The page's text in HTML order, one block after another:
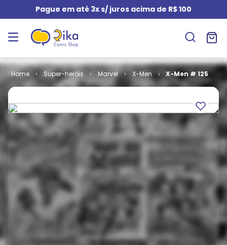
Pague em até 3x s/ juros acima de R$ 100
Super-heróis Marvel X-Men X-Men # 125